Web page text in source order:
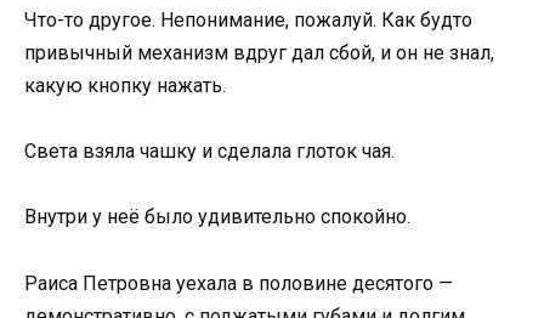
Что-то другое. Непонимание, пожалуй. Как будто
привычный механизм вдруг дал сбой, и он не знал,
какую кнопку нажать.
Света взяла чашку и сделала глоток чая.
Внутри у неё было удивительно спокойно.
Раиса Петровна уехала в половине десятого —